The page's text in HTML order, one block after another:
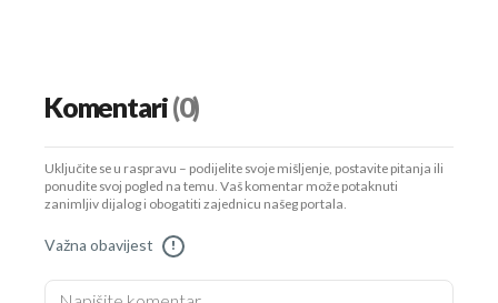
Komentari(0)
Uključite se u raspravu – podijelite svoje mišljenje, postavite pitanja ili
ponudite svoj pogled na temu. Vaš komentar može potaknuti
zanimljiv dijalog i obogatiti zajednicu našeg portala.
Važna obavijest !